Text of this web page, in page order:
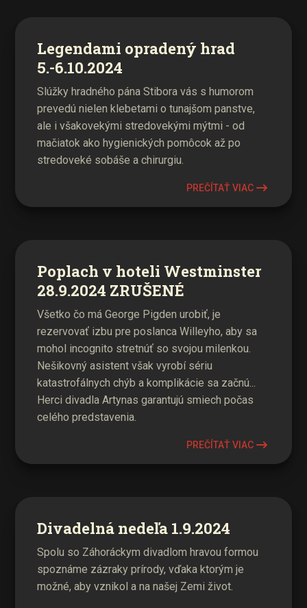
Legendami opradený hrad
5.-6.10.2024
Slúžky hradného pána Stibora vás s humorom
prevedú nielen klebetami o tunajšom panstve,
ale i všakovekými stredovekými mýtmi - od
mačiatok ako hygienických pomôcok až po
stredoveké sobáše a chirurgiu.
PREČÍTAŤ VIAC
Poplach v hoteli Westminster
28.9.2024 ZRUŠENÉ
Všetko čo má George Pigden urobiť, je
rezervovať izbu pre poslanca Willeyho, aby sa
mohol incognito stretnúť so svojou milenkou.
Nešikovný asistent však vyrobí sériu
katastrofálnych chýb a komplikácie sa začnú...
Herci divadla Artynas garantujú smiech počas
celého predstavenia.
PREČÍTAŤ VIAC
Divadelná nedeľa 1.9.2024
Spolu so Záhoráckym divadlom hravou formou
spoznáme zázraky prírody, vďaka ktorým je
možné, aby vznikol a na našej Zemi život.